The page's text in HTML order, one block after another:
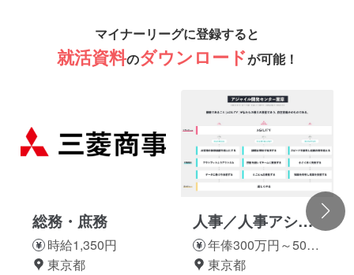
マイナーリーグに登録すると
就活資料のダウンロードが可能！
総務・庶務
時給1,350円
東京都
人事／人事アシス
タント
年俸300万円～500
万円
東京都